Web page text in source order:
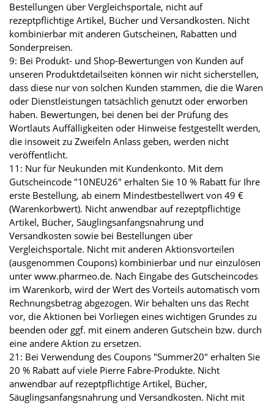
Bestellungen über Vergleichsportale, nicht auf
rezeptpflichtige Artikel, Bücher und Versandkosten. Nicht
kombinierbar mit anderen Gutscheinen, Rabatten und
Sonderpreisen.
9: Bei Produkt- und Shop-Bewertungen von Kunden auf
unseren Produktdetailseiten können wir nicht sicherstellen,
dass diese nur von solchen Kunden stammen, die die Waren
oder Dienstleistungen tatsächlich genutzt oder erworben
haben. Bewertungen, bei denen bei der Prüfung des
Wortlauts Auffälligkeiten oder Hinweise festgestellt werden,
die insoweit zu Zweifeln Anlass geben, werden nicht
veröffentlicht.
11: Nur für Neukunden mit Kundenkonto. Mit dem
Gutscheincode "10NEU26" erhalten Sie 10 % Rabatt für Ihre
erste Bestellung, ab einem Mindestbestellwert von 49 €
(Warenkorbwert). Nicht anwendbar auf rezeptpflichtige
Artikel, Bücher, Säuglingsanfangsnahrung und
Versandkosten sowie bei Bestellungen über
Vergleichsportale. Nicht mit anderen Aktionsvorteilen
(ausgenommen Coupons) kombinierbar und nur einzulösen
unter www.pharmeo.de. Nach Eingabe des Gutscheincodes
im Warenkorb, wird der Wert des Vorteils automatisch vom
Rechnungsbetrag abgezogen. Wir behalten uns das Recht
vor, die Aktionen bei Vorliegen eines wichtigen Grundes zu
beenden oder ggf. mit einem anderen Gutschein bzw. durch
eine andere Aktion zu ersetzen.
21: Bei Verwendung des Coupons "Summer20" erhalten Sie
20 % Rabatt auf viele Pierre Fabre-Produkte. Nicht
anwendbar auf rezeptpflichtige Artikel, Bücher,
Säuglingsanfangsnahrung und Versandkosten. Nicht mit